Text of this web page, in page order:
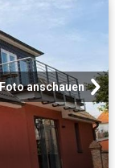
Foto anschauen